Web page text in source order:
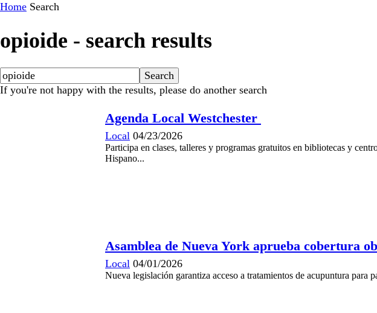
Home Search
opioide - search results
If you're not happy with the results, please do another search
Agenda Local Westchester
Local 04/23/2026
Participa en clases, talleres y programas gratuitos en bibliotecas y
Hispano...
Asamblea de Nueva York aprueba cobertura
Local 04/01/2026
Nueva legislación garantiza acceso a tratamientos de acupuntura para